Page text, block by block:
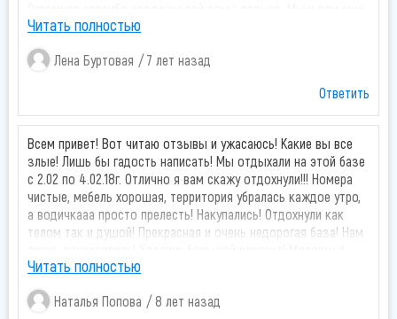
не раз приедем. Огромное спасибо Рахимжан
Читать полностью
Лена Буртовая
7 лет назад
Ответить
Всем привет! Вот читаю отзывы и ужасаюсь! Какие вы все
злые! Лишь бы гадость написать! Мы отдыхали на этой базе
с 2.02 по 4.02.18г. Отлично я вам скажу отдохнули!!! Номера
чистые, мебель хорошая, территория убралась каждое утро,
а водичкааа просто прелесть! Накупались! Отдохнули как
телом так и душой! Прекрасная и очень недорогая база! Нам
Продолжайте в том же духе! Желаю Вам побольше
Ждите нас в следующем году!) В третий раз) теперь
Читать полностью
Наталья Попова
8 лет назад